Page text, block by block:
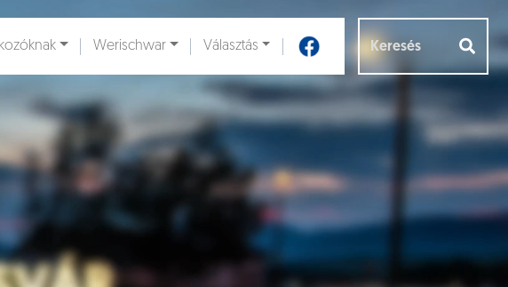
Werischwar Választás
[